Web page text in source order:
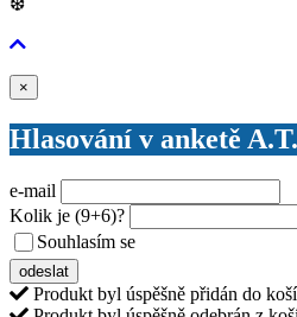
❆
×
Hlasování v anketě
e-mail
Kolik je (9+6)?
Souhlasím se
odeslat
Produkt byl úspěšně přidán do